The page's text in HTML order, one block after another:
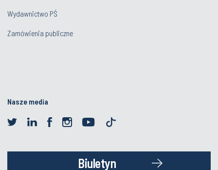
Wydawnictwo PŚ
Zamówienia publiczne
Nasze media
Biuletyn